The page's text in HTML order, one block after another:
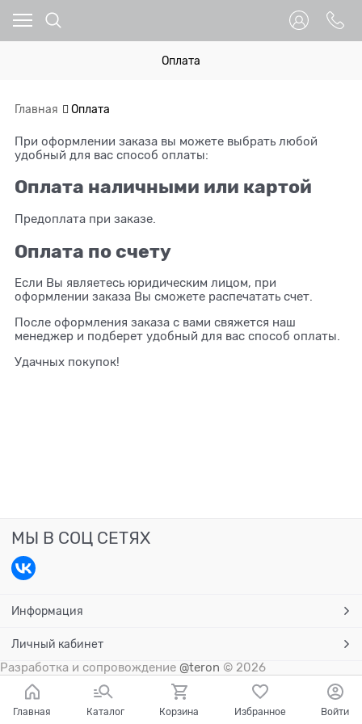
Оплата
Главная Оплата
При оформлении заказа вы можете выбрать любой
удобный для вас способ оплаты:
Оплата наличными или картой
Предоплата при заказе.
Оплата по счету
Если Вы являетесь юридическим лицом, при
оформлении заказа Вы сможете распечатать счет.
После оформления заказа с вами свяжется наш
менеджер и подберет удобный для вас способ оплаты.
Удачных покупок!
МЫ В СОЦ СЕТЯХ
Информация
Личный кабинет
Разработка и сопровождение @teron © 2026
Главная Каталог Корзина Избранное Войти